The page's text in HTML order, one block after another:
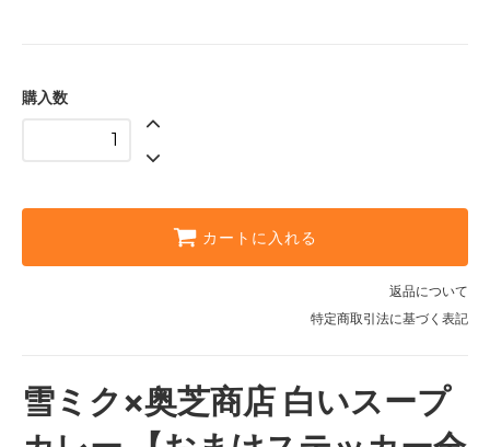
購入数
カートに入れる
返品について
特定商取引法に基づく表記
雪ミク×奥芝商店 白いスープ